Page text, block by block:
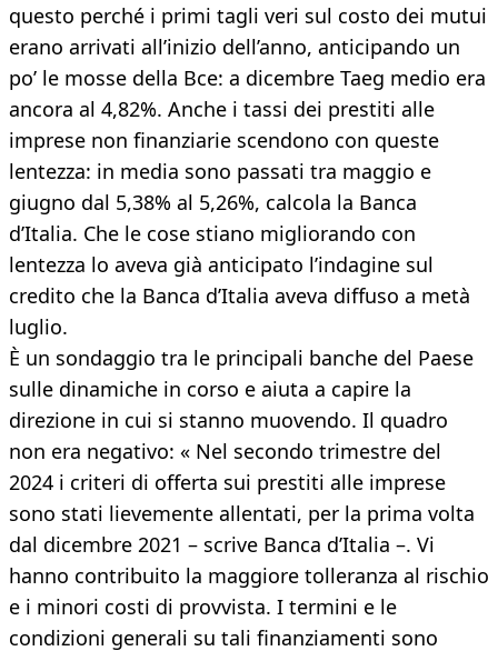
questo perché i primi tagli veri sul costo dei mutui
erano arrivati all’inizio dell’anno, anticipando un
po’ le mosse della Bce: a dicembre Taeg medio era
ancora al 4,82%. Anche i tassi dei prestiti alle
imprese non finanziarie scendono con queste
lentezza: in media sono passati tra maggio e
giugno dal 5,38% al 5,26%, calcola la Banca
d’Italia. Che le cose stiano migliorando con
lentezza lo aveva già anticipato l’indagine sul
credito che la Banca d’Italia aveva diffuso a metà
luglio.
È un sondaggio tra le principali banche del Paese
sulle dinamiche in corso e aiuta a capire la
direzione in cui si stanno muovendo. Il quadro
non era negativo: « Nel secondo trimestre del
2024 i criteri di offerta sui prestiti alle imprese
sono stati lievemente allentati, per la prima volta
dal dicembre 2021 – scrive Banca d’Italia –. Vi
hanno contribuito la maggiore tolleranza al rischio
e i minori costi di provvista. I termini e le
condizioni generali su tali finanziamenti sono